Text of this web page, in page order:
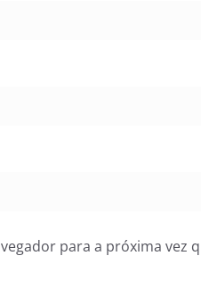
para a próxima vez